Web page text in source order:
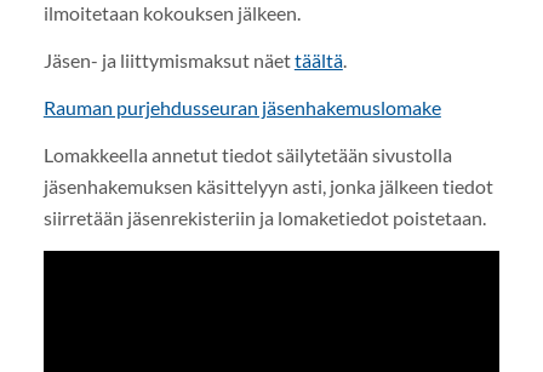
ilmoitetaan kokouksen jälkeen.
Jäsen- ja liittymismaksut näettäältä.
Rauman purjehdusseuran jäsenhakemuslomake
Lomakkeella annetut tiedot säilytetään sivustolla
jäsenhakemuksen käsittelyyn asti, jonka jälkeen tiedot
siirretään jäsenrekisteriin ja lomaketiedot poistetaan.